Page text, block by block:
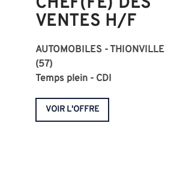
VENTES H/F
AUTOMOBILES - THIONVILLE
(57)
Temps plein - CDI
VOIR L'OFFRE